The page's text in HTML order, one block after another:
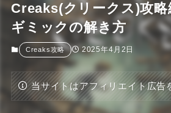
Creaks(クリークス)攻略
ギミックの解き方
Creaks攻略 2025年4月2日
当サイトはアフィリエイト広告